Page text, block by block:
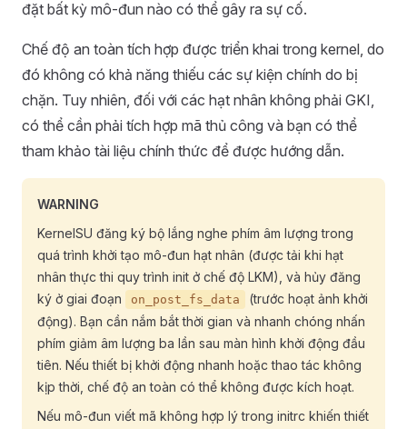
đặt bất kỳ mô-đun nào có thể gây ra sự cố.
Chế độ an toàn tích hợp được triển khai trong kernel, do
đó không có khả năng thiếu các sự kiện chính do bị
chặn. Tuy nhiên, đối với các hạt nhân không phải GKI,
có thể cần phải tích hợp mã thủ công và bạn có thể
tham khảo tài liệu chính thức để được hướng dẫn.
WARNING
KernelSU đăng ký bộ lắng nghe phím âm lượng trong
quá trình khởi tạo mô-đun hạt nhân (được tải khi hạt
nhân thực thi quy trình init ở chế độ LKM), và hủy đăng
ký ở giai đoạn
on_post_fs_data
(trước hoạt ảnh khởi
động). Bạn cần nắm bắt thời gian và nhanh chóng nhấn
phím giảm âm lượng ba lần sau màn hình khởi động đầu
tiên. Nếu thiết bị khởi động nhanh hoặc thao tác không
kịp thời, chế độ an toàn có thể không được kích hoạt.
Nếu mô-đun viết mã không hợp lý trong initrc khiến thiết